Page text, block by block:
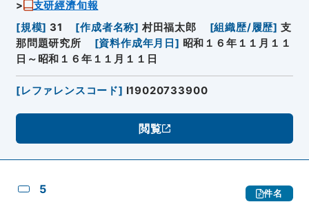
支研經濟旬報
[規模] 31 [作成者名称] 村田福太郎 [組織歴/履歴] 支
那問題研究所
[資料作成年月日 ] 昭和１６年１１月１１
日～昭和１６年１１月１１日
[レファレンスコード] I19020733900
閲覧
5 件名